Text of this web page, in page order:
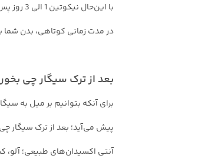
با این‌حال نیکوتین 1 الی 3 روز پس از ترک سیگار و کوتینین 1 تا 10 روز پس از ترک، با بدن شما خداحافظی خواهد کرد.
در مدت زمانی کوتاهی، بدن شما
بعد از ترک سیگار چی
برای آنکه بتوانیم بر میل به
پیش می‌آید؛ بعد از ترک سیگار
آنتی اکسیدان‌های طبیعی؛ آلو،